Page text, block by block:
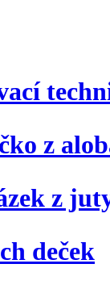
z
z
deček